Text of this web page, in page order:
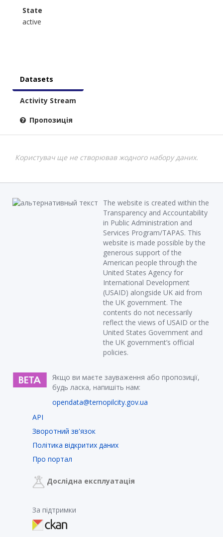
State
active
Datasets
Activity Stream
Пропозиція
Користувач ще не створював жодного набору даних.
The website is created within the
Transparency and Accountability
in Public Administration and
Services Program/TAPAS. This
website is made possible by the
generous support of the
American people through the
United States Agency for
International Development
(USAID) alongside UK aid from
the UK government. The
contents do not necessarily
reflect the views of USAID or the
United States Government and
the UK government’s official
policies.
Якщо ви маєте зауваження або пропозиції,
будь ласка, напишіть нам:
opendata@ternopilcity.gov.ua
API
Зворотний зв'язок
Політика відкритих даних
Про портал
Дослідна експлуатація
За підтримки